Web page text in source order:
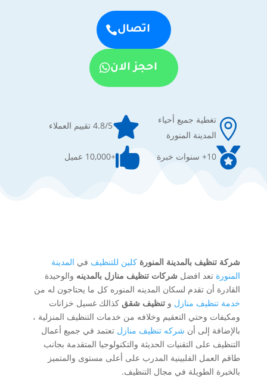
اتصال
احجز الان
 تغطية جميع أحياء
المدينة المنورة
4.8/5 تقييم العملاء
10+ سنوات خبرة +10,000 عميل
شركة تنظيف بالمدينة المنورة كلين للتنظيف في المدينة
المنورة تعد افضل شركات تنظيف منازل بالمدينه والوحيدة
القادرة أن تقدم لسكان المدينه المنوره كل ما يحتاجون له من
خدمة تنظيف منازل و تنظيف شققكذالك غسيل خزانات
ومكيفات وحتي التعقيم وخلافه من خدمات التنظيف المنزلية ،
بالإضافة إلى أن شركه تنظيف منازل تعتمد في جميع أعمال
التنظيف على التقنيات الحديثة والتكنولوجيا المتقدمة بجانب
طاقم العمل الفلبينية المدرب على أعلى مستوى والمتميز
بالخبرة الطويلة في مجال التنظيف.